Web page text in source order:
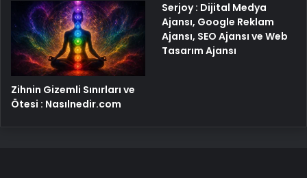
Zihnin Gizemli Sınırları ve
Ötesi : Nasılnedir.com
Serjoy : Dijital Medya
Ajansı, Google Reklam
Ajansı, SEO Ajansı ve Web
Tasarım Ajansı